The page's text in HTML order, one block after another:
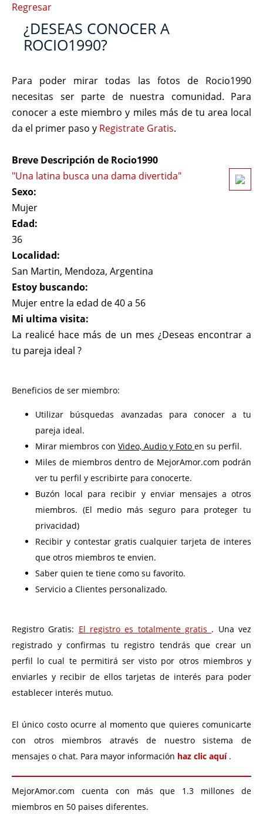
Regresar
¿DESEAS CONOCER A
ROCIO1990?
Para poder mirar todas las fotos de Rocio1990
necesitas ser parte de nuestra comunidad. Para
conocer a este miembro y miles más de tu area local
da el primer paso y Registrate Gratis.
Breve Descripción de Rocio1990
"Una latina busca una dama divertida"
Sexo:
Mujer
Edad:
36
Localidad:
San Martin, Mendoza, Argentina
Estoy buscando:
Mujer entre la edad de 40 a 56
Mi ultima visita:
La realicé hace más de un mes ¿Deseas encontrar a
tu pareja ideal ?
Beneficios de ser miembro:
Utilizar búsquedas avanzadas para conocer a tu
pareja ideal.
Mirar miembros con Video, Audio y Foto en su perfil.
Miles de miembros dentro de MejorAmor.com podrán
ver tu perfil y escribirte para conocerte.
Buzón local para recibir y enviar mensajes a otros
miembros. (El medio más seguro para proteger tu
privacidad)
Recibir y contestar gratis cualquier tarjeta de interes
que otros miembros te envien.
Saber quien te tiene como su favorito.
Servicio a Clientes personalizado.
Registro Gratis: El registro es totalmente gratis . Una vez
registrado y confirmas tu registro tendrás que crear un
perfil lo cual te permitirá ser visto por otros miembros y
enviarles y recibir de ellos tarjetas de interés para poder
establecer interés mutuo.
El único costo ocurre al momento que quieres comunicarte
con otros miembros através de nuestro sistema de
mensajes o chat. Para mayor información haz clic aquí .
MejorAmor.com cuenta con más que 1.3 millones de
miembros en 50 paises diferentes.